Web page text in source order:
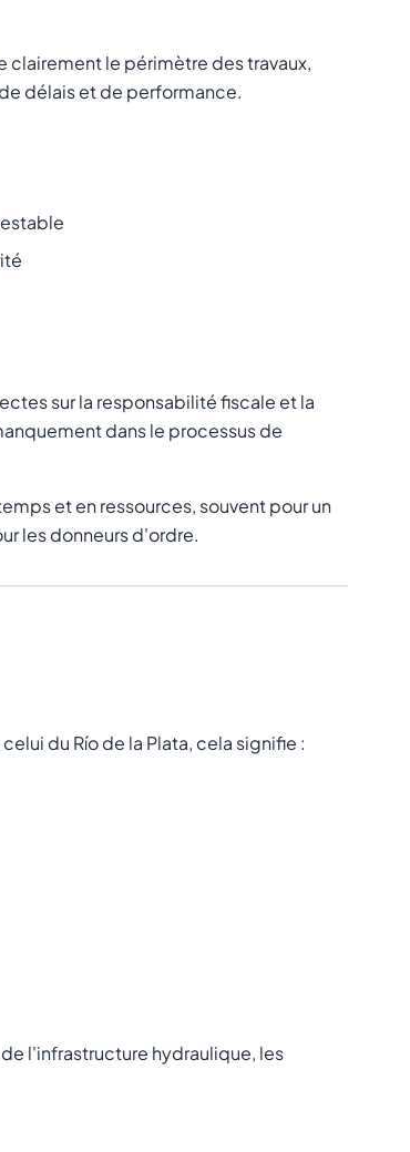
le périmètre des travaux,
délais et de performance.
sur la responsabilité fiscale et la
dans le processus de
et en ressources, souvent pour un
les donneurs d'ordre.
du Río de la Plata, cela signifie :
l'infrastructure hydraulique, les